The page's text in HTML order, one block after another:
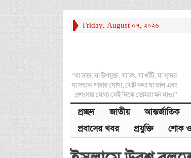
Friday, August 07, 2026
“যা সত্য, যা উপযুক্ত, যা সৎ, যা খাঁটি, যা সুন্দর
যা সম্মান পাবার যোগ্য, মোট কথা যা ভাল এবং
প্রশংসার যোগ্য সেই দিকে তোমরা মন দাও।”
প্রচ্ছদ জাতীয় আন্তর্জাতিক
প্রবাসের খবর
প্রযুক্তি শোক ও